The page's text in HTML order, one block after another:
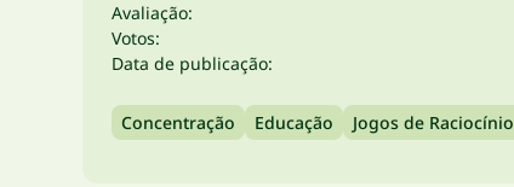
Avaliação:
Votos:
Data de publicação:
Concentração Educação Jogos de Raciocínio